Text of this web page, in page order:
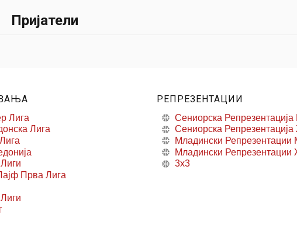
Пријатели
Лига
Лига
Прва Лига
РЕПРЕЗЕНТАЦИИ
Сениорска
Сениорска
Младински Репрезентации
Младински Репрезентации
3x3